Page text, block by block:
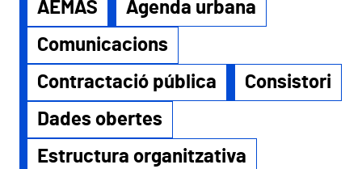
AEMAS
Agenda urbana
Comunicacions
Contractació pública
Consistori
Dades obertes
Estructura organitzativa